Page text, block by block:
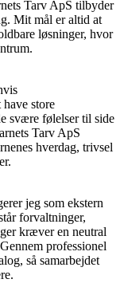
Tarv ApS tilbyder
Mit mål er altid at
løsninger, hvor
store
svære følelser til side
Tarv ApS
hverdag, trivsel
jeg som ekstern
forvaltninger,
kræver en neutral
professionel
så samarbejdet